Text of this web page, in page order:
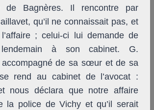
de Bagnères. Il rencontre par
qu’il ne connaissait pas, et
; celui-ci lui demande de
à son cabinet. G.
accompagné de sa sœur et de sa
rend au cabinet de l’avocat :
nous déclara que notre affaire
la police de Vichy et qu’il serait